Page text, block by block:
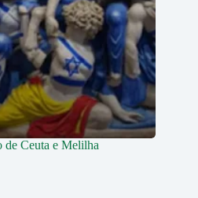
de Ceuta e Melilha